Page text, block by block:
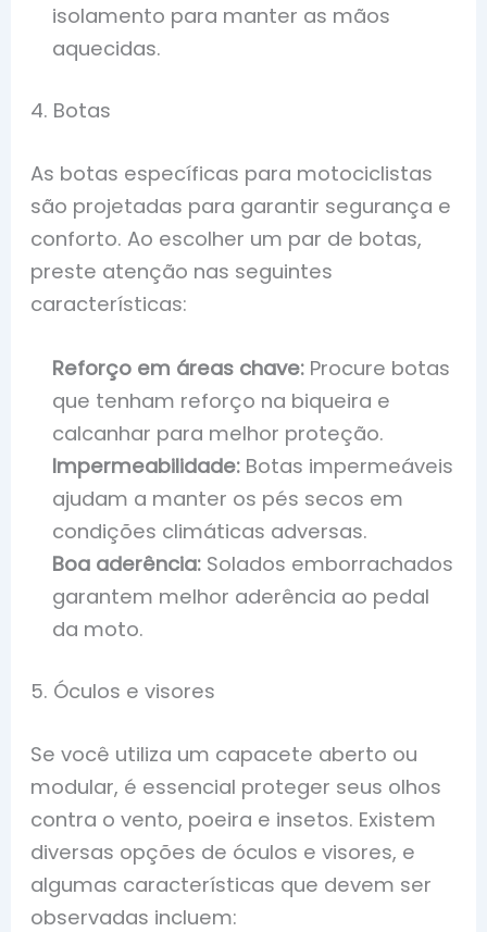
isolamento para manter as mãos
aquecidas.
4. Botas
As botas específicas para motociclistas
são projetadas para garantir segurança e
conforto. Ao escolher um par de botas,
preste atenção nas seguintes
características:
Reforço em áreas chave: Procure botas
que tenham reforço na biqueira e
calcanhar para melhor proteção.
Impermeabilidade: Botas impermeáveis
ajudam a manter os pés secos em
condições climáticas adversas.
Boa aderência: Solados emborrachados
garantem melhor aderência ao pedal
da moto.
5. Óculos e visores
Se você utiliza um capacete aberto ou
modular, é essencial proteger seus olhos
contra o vento, poeira e insetos. Existem
diversas opções de óculos e visores, e
algumas características que devem ser
observadas incluem: